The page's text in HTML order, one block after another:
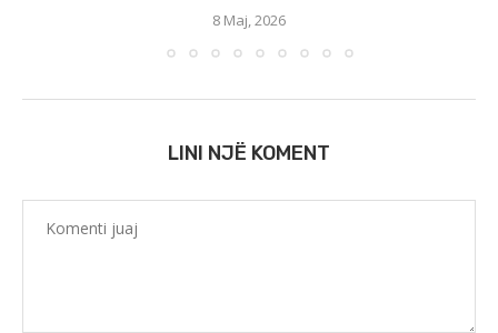
8 Maj, 2026
LINI NJË KOMENT